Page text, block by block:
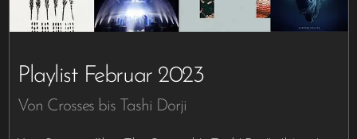
Playlist Februar 2023
Von Crosses bis Tashi Dorji